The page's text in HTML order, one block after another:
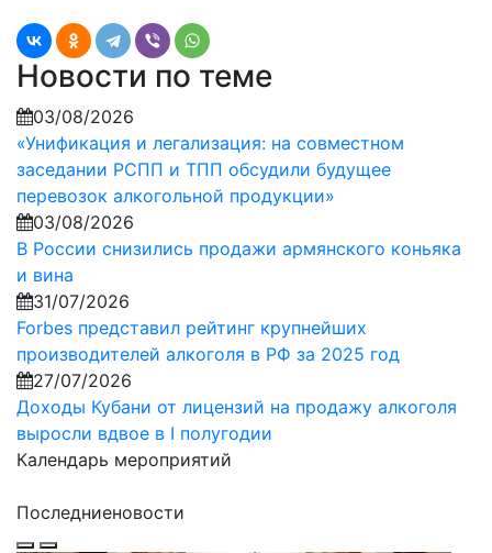
Новости по теме
03/08/2026
«Унификация и легализация: на совместном
заседании РСПП и ТПП обсудили будущее
перевозок алкогольной продукции»
03/08/2026
В России снизились продажи армянского коньяка
и вина
31/07/2026
Forbes представил рейтинг крупнейших
производителей алкоголя в РФ за 2025 год
27/07/2026
Доходы Кубани от лицензий на продажу алкоголя
выросли вдвое в I полугодии
Календарь мероприятий
Последниеновости